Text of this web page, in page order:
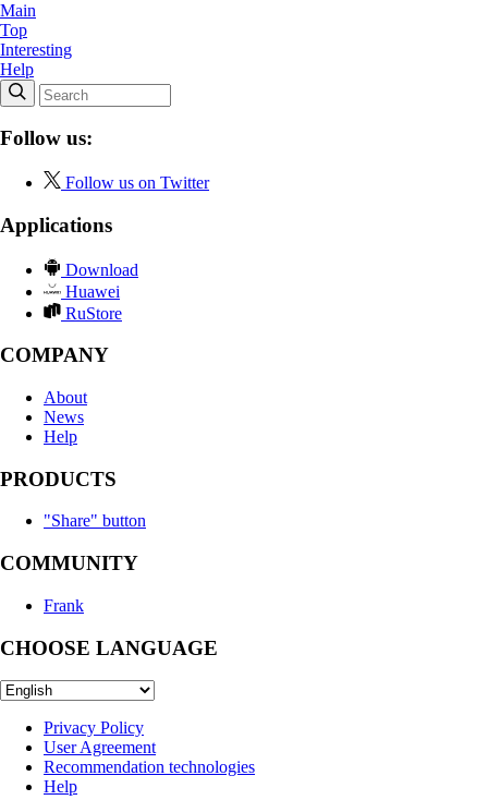
Main
Top
Interesting
Help
Follow us:
Follow us on Twitter
Applications
Download
Huawei
RuStore
COMPANY
About
News
Help
PRODUCTS
"Share" button
COMMUNITY
Frank
CHOOSE LANGUAGE
Privacy Policy
User Agreement
Recommendation technologies
Help